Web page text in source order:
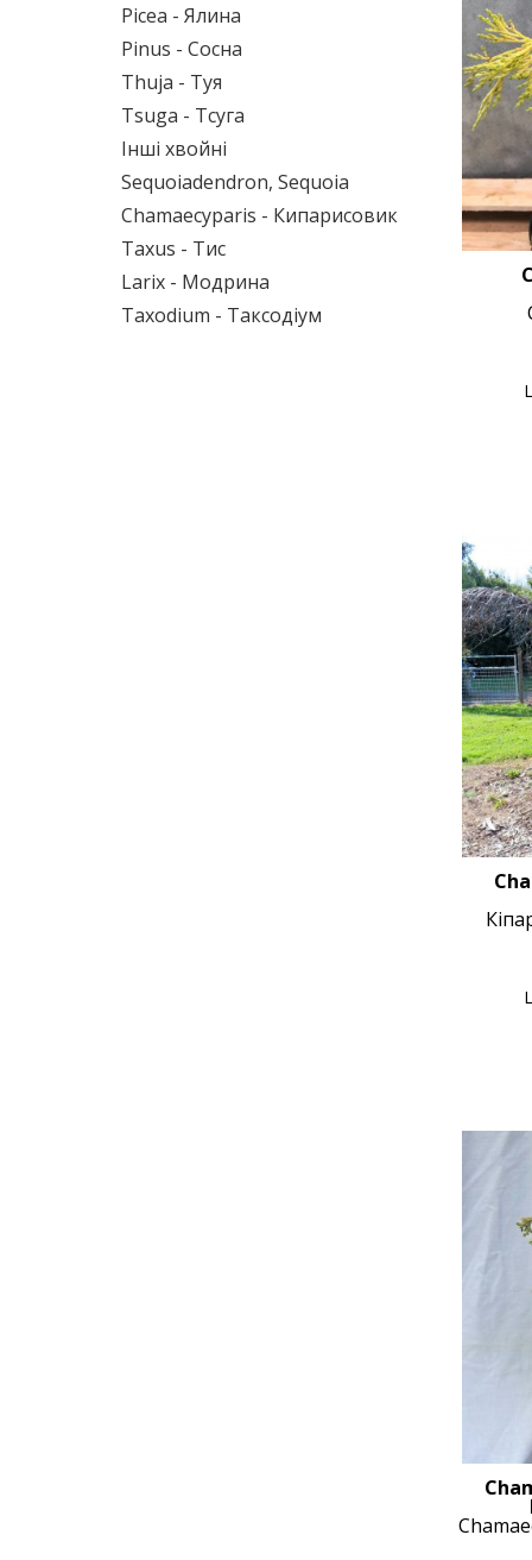
Picea - Ялина
Pinus - Сосна
Thuja - Туя
Tsuga - Тсуга
Інші хвойні
Sequoiadendron, Sequoia
Chamaecyparis - Кипарисовик
Taxus - Тис
Larix - Модрина
Taxodium - Таксодіум